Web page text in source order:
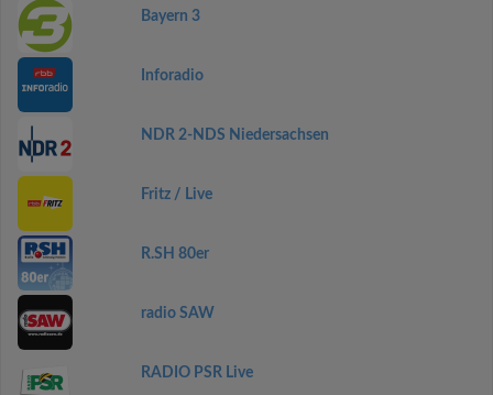
Bayern 3
Inforadio
NDR 2-NDS Niedersachsen
Fritz / Live
R.SH 80er
radio SAW
RADIO PSR Live